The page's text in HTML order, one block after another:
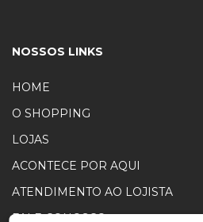
NOSSOS LINKS
HOME
O SHOPPING
LOJAS
ACONTECE POR AQUI
ATENDIMENTO AO LOJISTA
FALE CONOSCO